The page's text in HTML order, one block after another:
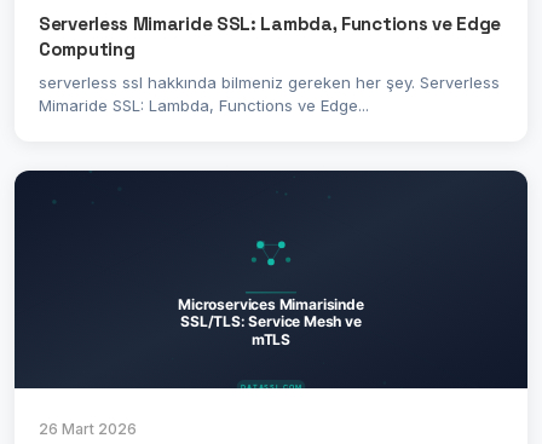
Serverless Mimaride SSL: Lambda, Functions ve Edge
Computing
serverless ssl hakkında bilmeniz gereken her şey. Serverless
Mimaride SSL: Lambda, Functions ve Edge...
26 Mart 2026